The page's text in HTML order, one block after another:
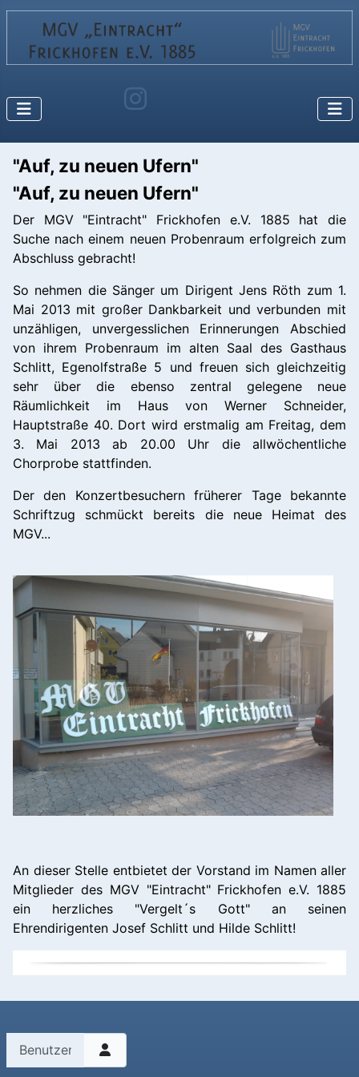
"Auf, zu neuen Ufern"
"Auf, zu neuen Ufern"
Der MGV "Eintracht" Frickhofen e.V. 1885 hat die
Suche nach einem neuen Probenraum erfolgreich zum
Abschluss gebracht!
So nehmen die Sänger um Dirigent Jens Röth zum 1.
Mai 2013 mit großer Dankbarkeit und verbunden mit
unzähligen, unvergesslichen Erinnerungen Abschied
von ihrem Probenraum im alten Saal des Gasthaus
Schlitt, Egenolfstraße 5 und freuen sich gleichzeitig
sehr über die ebenso zentral gelegene neue
Räumlichkeit im Haus von Werner Schneider,
Hauptstraße 40. Dort wird erstmalig am Freitag, dem
3. Mai 2013 ab 20.00 Uhr die allwöchentliche
Chorprobe stattfinden.
Der den Konzertbesuchern früherer Tage bekannte
Schriftzug schmückt bereits die neue Heimat des
MGV...
An dieser Stelle entbietet der Vorstand im Namen aller
Mitglieder des MGV "Eintracht" Frickhofen e.V. 1885
ein herzliches "Vergelt´s Gott" an seinen
Ehrendirigenten Josef Schlitt und Hilde Schlitt!
Benutzername